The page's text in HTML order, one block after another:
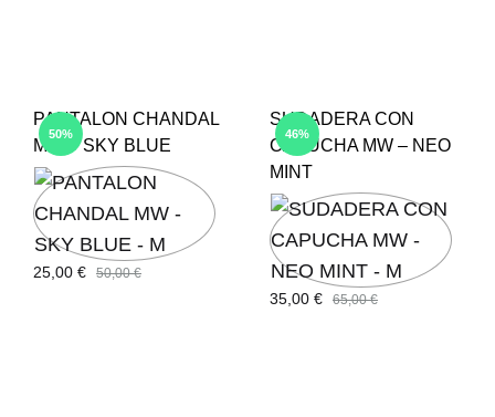
50%
PANTALON CHANDAL
MW – SKY BLUE
25,00 € 50,00€
46%
SUDADERA CON
CAPUCHA MW – NEO
MINT
35,00 € 65,00€